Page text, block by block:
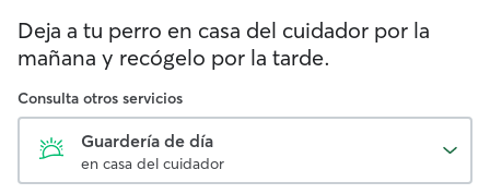
Deja a tu perro en casa del cuidador por la
mañana y recógelo por la tarde.
Consulta otros servicios
Guardería de día
en casa del cuidador